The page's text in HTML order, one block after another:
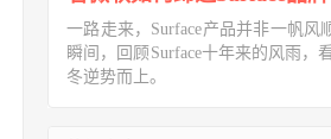
一路走来，Surface产品并非一帆风
瞬间，回顾Surface十年来的风雨，
冬逆势而上。